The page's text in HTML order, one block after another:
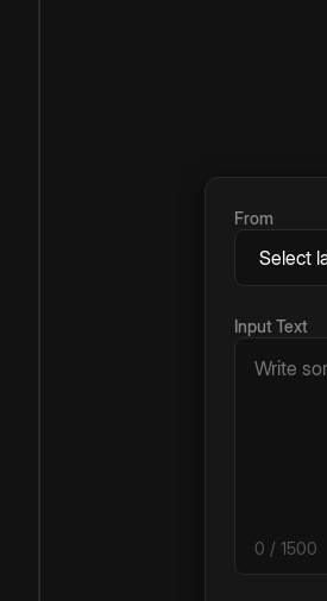
From
Input Text
0 / 1500